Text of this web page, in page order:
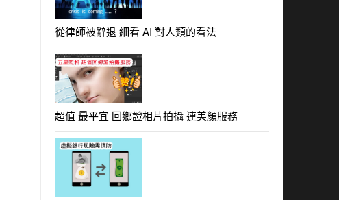
從律師被辭退 細看 AI 對人類的看法
超值 最平宜 回鄉證相片拍攝 連美顏服務